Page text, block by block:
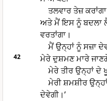
ਤਲਵਾਰ ਤੇਜ਼ ਕਰਾਂਗਾ
ਅਤੇ ਮੈਂ ਇਸ ਨੂੰ ਬਦਲਾ
ਵਰਤਾਂਗਾ।
ਮੈਂ ਉਨ੍ਹਾਂ ਨੂੰ ਸਜ਼ਾ
42
ਮੇਰੇ ਦੁਸ਼ਮਣ ਮਾਰੇ
ਮੇਰੇ ਤੀਰ ਉਨ੍ਹਾਂ ਦੇ
ਮੇਰੀ ਸ਼ਮਸ਼ੀਰ
ਦੇਵੇਗੀ।’